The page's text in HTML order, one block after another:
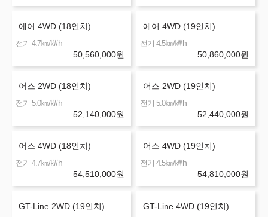
에어 4WD (18인치)
전기 4.7㎞/㎾h
50,560,000원
에어 4WD (19인치)
전기 4.5㎞/㎾h
50,860,000원
어스 2WD (18인치)
전기 5.0㎞/㎾h
52,140,000원
어스 2WD (19인치)
전기 5.0㎞/㎾h
52,440,000원
어스 4WD (18인치)
전기 4.7㎞/㎾h
54,510,000원
어스 4WD (19인치)
전기 4.5㎞/㎾h
54,810,000원
GT-Line 2WD (19인치) GT-Line 4WD (19인치)